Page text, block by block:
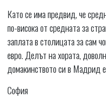
Като се има предвид, че
по-висока от средната за
заплата в столицата за сам
евро. Делът на хората,
домакинството си в Мадрид
София